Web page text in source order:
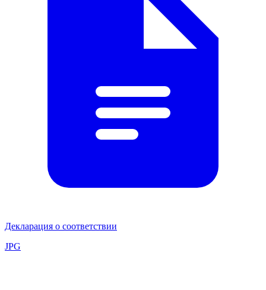
Декларация о соответствии
JPG